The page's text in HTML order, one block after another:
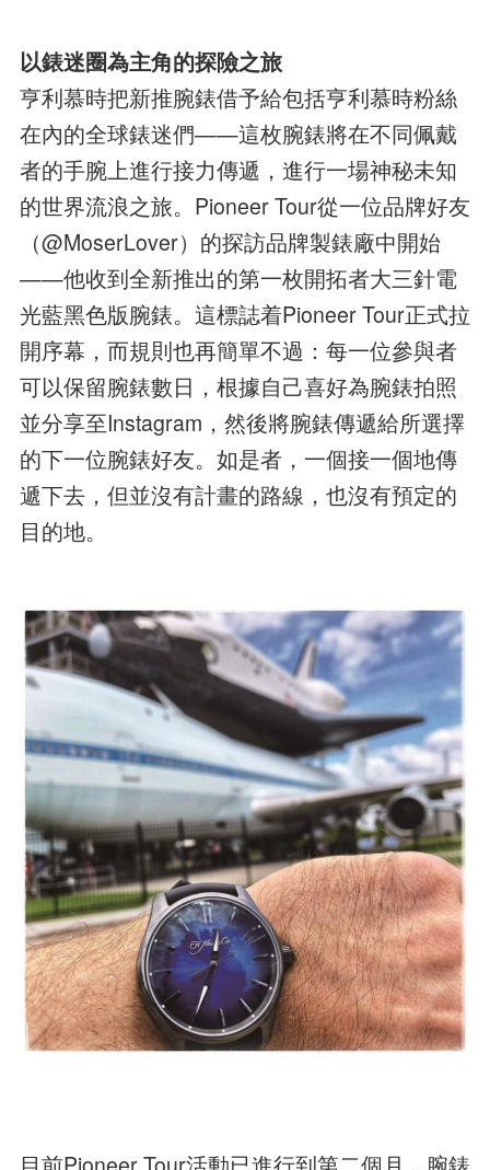
以錶迷圈為主角的探險之旅
亨利慕時把新推腕錶借予給包括亨利慕時粉絲
在內的全球錶迷們——這枚腕錶將在不同佩戴
者的手腕上進行接力傳遞，進行一場神秘未知
的世界流浪之旅。Pioneer Tour從一位品牌好友
（@MoserLover）的探訪品牌製錶廠中開始
——他收到全新推出的第一枚開拓者大三針電
光藍黑色版腕錶。這標誌着Pioneer Tour正式拉
開序幕，而規則也再簡單不過：每一位參與者
可以保留腕錶數日，根據自己喜好為腕錶拍照
並分享至Instagram，然後將腕錶傳遞給所選擇
的下一位腕錶好友。如是者，一個接一個地傳
遞下去，但並沒有計畫的路線，也沒有預定的
目的地。